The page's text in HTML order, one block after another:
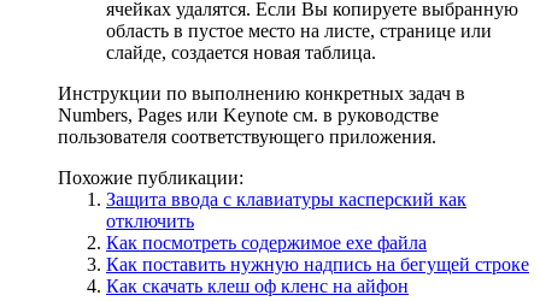
ячейках удалятся. Если Вы копируете выбранную
область в пустое место на листе, странице или
слайде, создается новая таблица.
Инструкции по выполнению конкретных задач в
Numbers, Pages или Keynote см. в руководстве
пользователя соответствующего приложения.
Похожие публикации:
Защита ввода с клавиатуры касперский как
отключить
Как посмотреть содержимое exe файла
Как поставить нужную надпись на бегущей строке
Как скачать клеш оф кленс на айфон